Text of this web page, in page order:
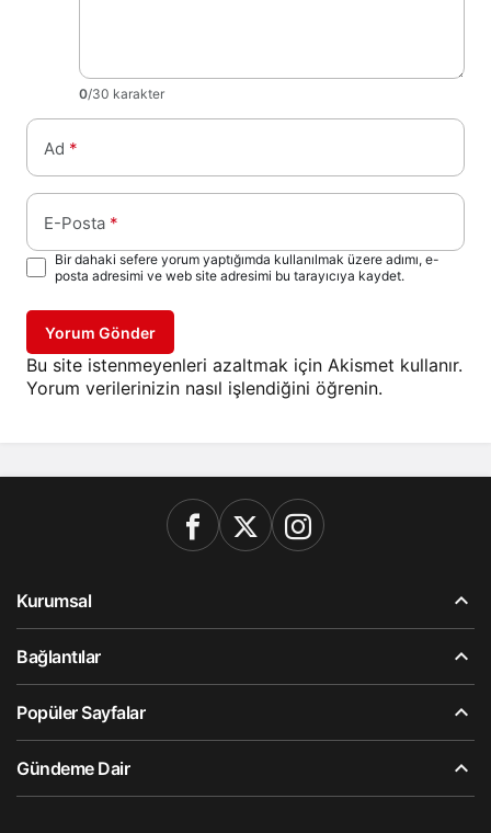
0/30 karakter
Ad *
E-Posta *
Bir dahaki sefere yorum yaptığımda kullanılmak üzere adımı, e-
posta adresimi ve web site adresimi bu tarayıcıya kaydet.
Yorum Gönder
Bu site istenmeyenleri azaltmak için Akismet kullanır.
Yorum verilerinizin nasıl işlendiğini öğrenin.
Kurumsal
Bağlantılar
Popüler Sayfalar
Gündeme Dair